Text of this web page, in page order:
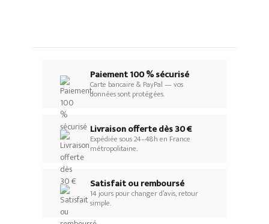
Paiement 100 % sécurisé
Carte bancaire & PayPal — vos
données sont protégées.
Livraison offerte dès 30 €
Expédiée sous 24–48h en France
métropolitaine.
Satisfait ou remboursé
14 jours pour changer d’avis, retour
simple.